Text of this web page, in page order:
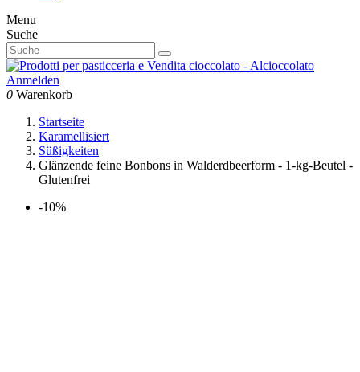
Menu
Suche
Anmelden
0 Warenkorb
Startseite
Karamellisiert
Süßigkeiten
Glänzende feine Bonbons in Walderdbeerform - 1-kg-Beutel -
Glutenfrei
-10%